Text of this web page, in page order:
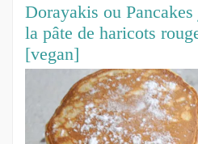
Dorayakis ou
la pâte de haricots
[vegan]